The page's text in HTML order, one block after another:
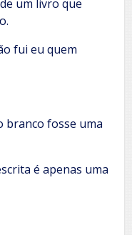
um livro que
fui eu quem
branco fosse uma
é apenas uma